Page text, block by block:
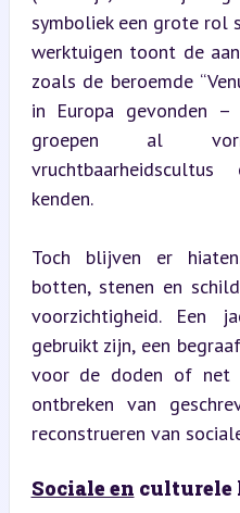
symboliek een grote rol
werktuigen toont de
zoals de beroemde
in Europa gevonden
groepen al
kenden.
Toch blijven er
botten, stenen en
voorzichtigheid. Een
gebruikt zijn, een
voor de doden of net
ontbreken van
reconstrueren van
Sociale en culturele